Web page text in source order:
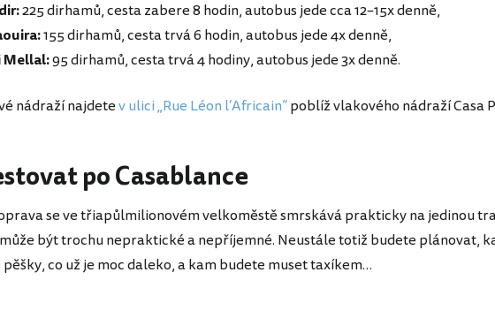
225 dirhamů, cesta zabere 8 hodin, autobus jede cca 12–15x denně,
155 dirhamů, cesta trvá 6 hodin, autobus jede 4x denně,
Mellal:95 dirhamů, cesta trvá 4 hodiny, autobus jede 3x denně.
nádraží najdetev ulici „Rue Léon l‘Africain“poblíž vlakového nádraží Casa
po Casablance
se ve třiapůlmilionovém velkoměstě smrskává prakticky na jedinou
být trochu nepraktické a nepříjemné. Neustále totiž budete plánovat,
co už je moc daleko, a kam budete muset taxíkem…